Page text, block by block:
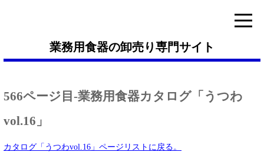
業務用食器の卸売り専門サイト
566ページ目-業務用食器カタログ「うつわ
vol.16」
カタログ「うつわvol.16」ページリストに戻る。